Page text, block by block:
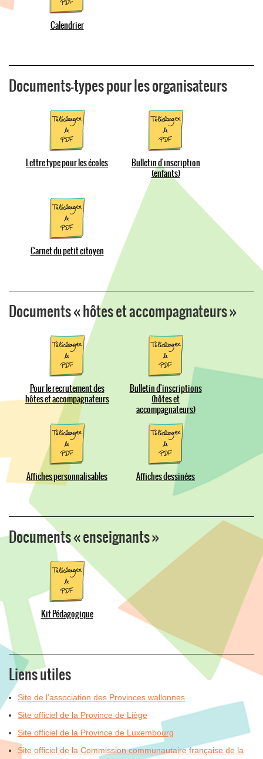
Calendrier
Documents-types pour les organisateurs
Lettre type pour les écoles
Bulletin d'inscription
(enfants)
Carnet du petit citoyen
Documents « hôtes et accompagnateurs »
Pour le recrutement des
hôtes et accompagnateurs
Bulletin d'inscriptions
(hôtes et
accompagnateurs)
Affiches personnalisables Affiches dessinées
Documents « enseignants »
Kit Pédagogique
Liens utiles
Site de l’association des Provinces wallonnes
Site officiel de la Province de Liège
Site officiel de la Province de Luxembourg
Site officiel de la Commission communautaire française de la